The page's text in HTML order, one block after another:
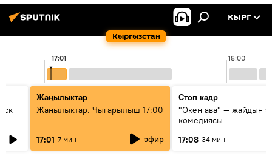
Кыргызстан
КЫРГ
18:00
17:01
Жаңылыктар
Жаңылыктар. Чыгарылыш 17:00
17:01 7 мин эфир
Стоп кадр
"Окен ава" — жайдын
комедиясы
17:08 34 мин